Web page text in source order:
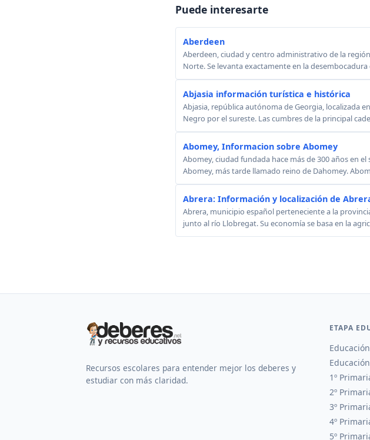
Puede interesarte
Aberdeen
Aberdeen, ciudad y centro administrativo de la
Norte. Se levanta exactamente en la desembocadura
Abjasia información turística e histórica
Abjasia, república autónoma de Georgia, localizada
Negro por el sureste. Las cumbres de la principal
Abomey, Informacion sobre Abomey
Abomey, ciudad fundada hace más de 300 años en
Abomey, más tarde llamado reino de Dahomey.
Abrera: Información y localización de
Abrera, municipio español perteneciente a la
junto al río Llobregat. Su economía se basa en la
Recursos escolares para entender mejor los deberes y
estudiar con más claridad.
ETAPA
1º
2º
3º
4º
5º